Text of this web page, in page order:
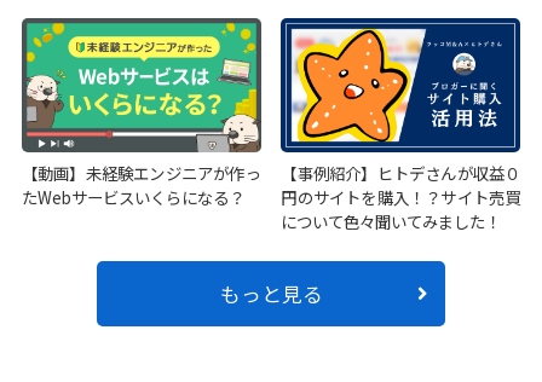
【動画】未経験エンジニアが作っ
たWebサービスいくらになる？
【事例紹介】ヒトデさんが収益０
円のサイトを購入！？サイト売買
について色々聞いてみました！
もっと見る